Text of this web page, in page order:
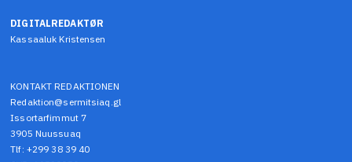
DIGITALREDAKTØR
Kassaaluk Kristensen
KONTAKT REDAKTIONEN
Redaktion@sermitsiaq.gl
Issortarfimmut 7
3905 Nuussuaq
Tlf: +299 38 39 40